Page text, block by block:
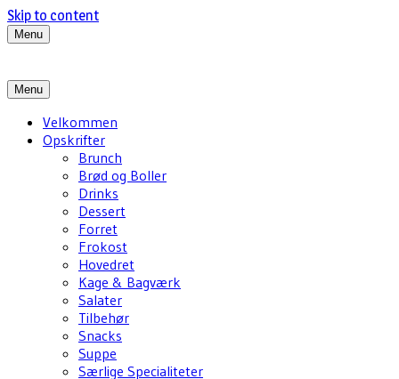
Skip to content
Menu
Menu
Velkommen
Opskrifter
Brunch
Brød og Boller
Drinks
Dessert
Forret
Frokost
Hovedret
Kage & Bagværk
Salater
Tilbehør
Snacks
Suppe
Særlige Specialiteter